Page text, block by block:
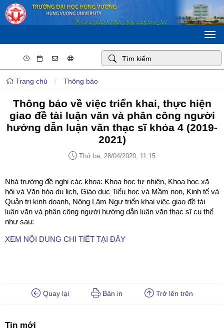
Trang chủ / Thông báo
Thông báo về việc triển khai, thực hiện
giao đề tài luận văn và phân công người
hướng dẫn luận văn thạc sĩ khóa 4 (2019-
2021)
Thứ ba, 28/04/2020, 11:15
Nhà trường đề nghị các khoa: Khoa học tự nhiên, Khoa học xã
hội và Văn hóa du lịch, Giáo dục Tiểu học và Mầm non, Kinh tế và
Quản trị kinh doanh, Nông Lâm Ngư triển khai việc giao đề tài
luận văn và phân công người hướng dẫn luận văn thạc sĩ cụ thể
như sau:
XEM NỘI DUNG CHI TIẾT TẠI ĐÂY
Quay lại Bản in Trở lên trên
Tin mới